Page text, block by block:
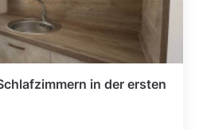
in der ersten